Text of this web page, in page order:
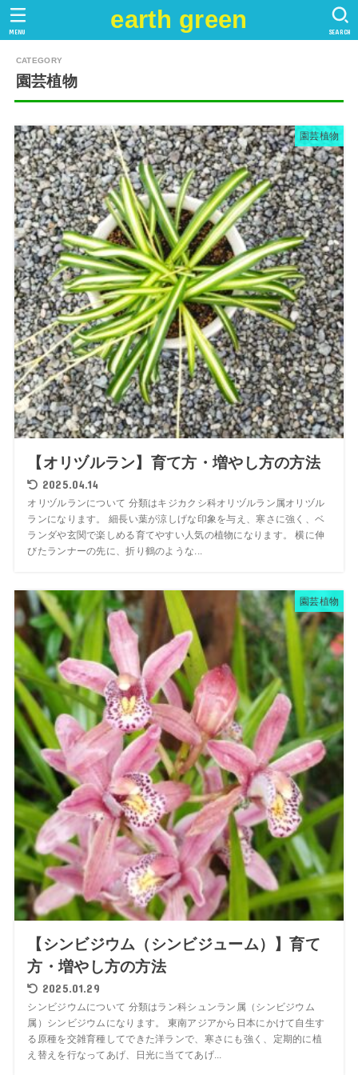
earth green SEARCH
MENU
園芸植物
園芸植物
【オリヅルラン】育て方・増やし方の方法
2025.04.14
オリヅルランについて 分類はキジカクシ科オリヅルラン属オリヅル
ランになります。 細長い葉が涼しげな印象を与え、寒さに強く、ベ
ランダや玄関で楽しめる育てやすい人気の植物になります。 横に伸
びたランナーの先に、折り鶴のような...
園芸植物
【シンビジウム（シンビジューム）】育て
方・増やし方の方法
2025.01.29
シンビジウムについて 分類はラン科シュンラン属（シンビジウム
属）シンビジウムになります。 東南アジアから日本にかけて自生す
る原種を交雑育種してできた洋ランで、寒さにも強く、定期的に植
え替えを行なってあげ、日光に当ててあげ...